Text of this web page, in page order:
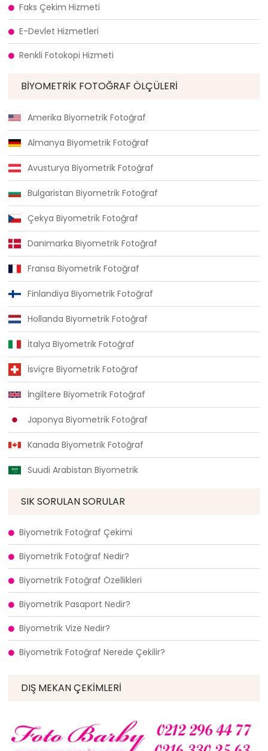
Faks Çekim Hizmeti
E-Devlet Hizmetleri
Renkli Fotokopi Hizmeti
BIYOMETRIK FOTOĞRAF ÖLÇÜLERI
Amerika Biyometrik Fotoğraf
Almanya Biyometrik Fotoğraf
Avusturya Biyometrik Fotoğraf
Bulgaristan Biyometrik Fotoğraf
Çekya Biyometrik Fotoğraf
Danimarka Biyometrik Fotoğraf
Fransa Biyometrik Fotoğraf
Finlandiya Biyometrik Fotoğraf
Hollanda Biyometrik Fotoğraf
İtalya Biyometrik Fotoğraf
İsviçre Biyometrik Fotoğraf
İngiltere Biyometrik Fotoğraf
Japonya Biyometrik Fotoğraf
Kanada Biyometrik Fotoğraf
Suudi Arabistan Biyometrik
SIK SORULAN SORULAR
Biyometrik Fotoğraf Çekimi
Biyometrik Fotoğraf Nedir?
Biyometrik Fotoğraf Özellikleri
Biyometrik Pasaport Nedir?
Biyometrik Vize Nedir?
Biyometrik Fotoğraf Nerede Çekilir?
DIŞ MEKAN ÇEKIMLERI